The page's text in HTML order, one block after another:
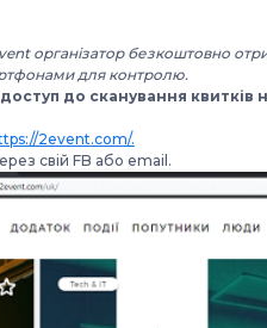
організатор безкоштовно
для контролю.
до сканування квитків
2event.com/.
свій FB або email.